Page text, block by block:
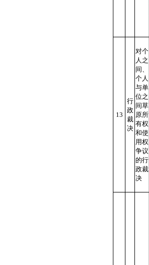
13
行
政
裁
决
对个
人之
间、
个人
与单
位之
间草
原所
有权
和使
用权
争议
的行
政裁
决